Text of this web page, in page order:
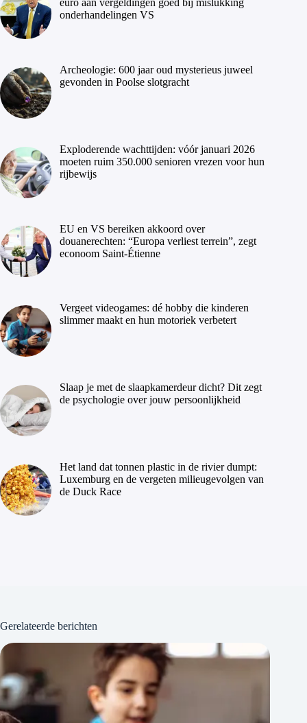
euro aan vergeldingen goed bij mislukking
onderhandelingen VS
Archeologie: 600 jaar oud mysterieus juweel
gevonden in Poolse slotgracht
Exploderende wachttijden: vóór januari 2026
moeten ruim 350.000 senioren vrezen voor hun
rijbewijs
EU en VS bereiken akkoord over
douanerechten: “Europa verliest terrein”, zegt
econoom Saint-Étienne
Vergeet videogames: dé hobby die kinderen
slimmer maakt en hun motoriek verbetert
Slaap je met de slaapkamerdeur dicht? Dit zegt
de psychologie over jouw persoonlijkheid
Het land dat tonnen plastic in de rivier dumpt:
Luxemburg en de vergeten milieugevolgen van
de Duck Race
Gerelateerde berichten